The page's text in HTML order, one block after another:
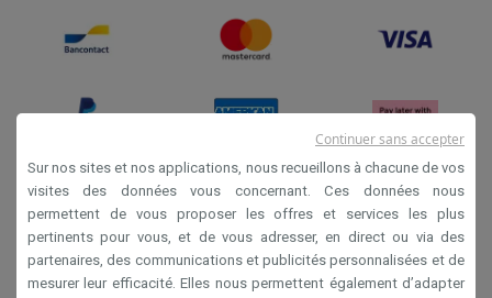
Conditions générales de vente
Privacy
Disclaimer
Sur nos sites et nos applications, nous recueillons à chacune de vos
visites des données vous concernant. Ces données nous
permettent de vous proposer les offres et services les plus
pertinents pour vous, et de vous adresser, en direct ou via des
partenaires, des communications et publicités personnalisées et de
mesurer leur efficacité. Elles nous permettent également d’adapter
Continuer sans accepter